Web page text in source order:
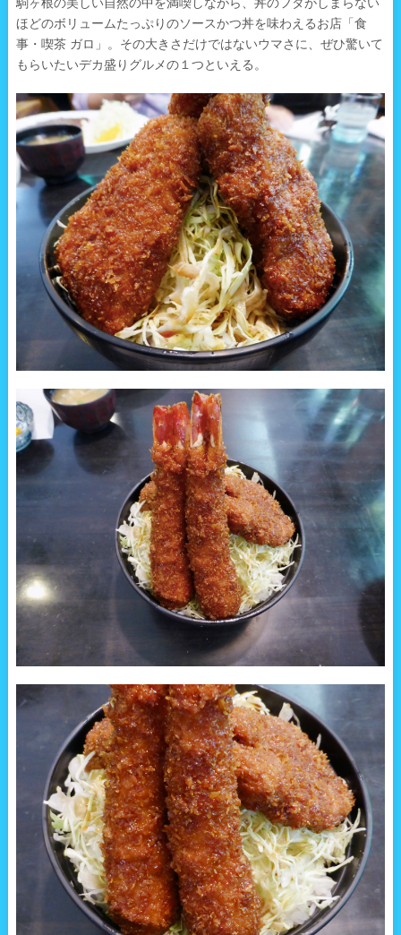
駒ヶ根の美しい自然の中を満喫しながら、丼のフタがしまらない
ほどのボリュームたっぷりのソースかつ丼を味わえるお店「食
事・喫茶 ガロ」。その大きさだけではないウマさに、ぜひ驚いて
もらいたいデカ盛りグルメの１つといえる。